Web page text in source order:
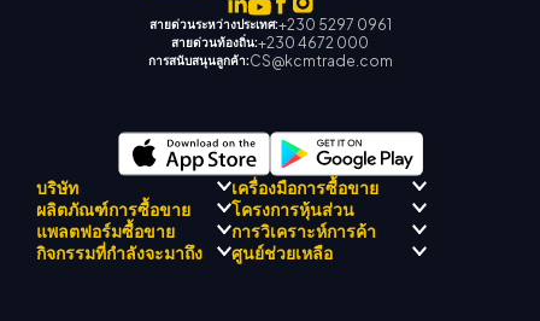
สายด่วนระหว่างประเทศ:+230 5297 0961
สายด่วนท้องถิ่น:+230 4672 000
การสนับสนุนลูกค้า:CS@kcmtrade.com
บริษัท
การปฏิบัติตามกฎระเบียบ
เกี่ยวกับ KCM เทรด
ทีมดริฟท์เทรด เคซีเอ็ม
เครื่องมือการซื้อขาย
KCM เทรด AI ที่ปรึกษา
ศูนย์สัญญาณเทรด เคซีเอ็ม
ปฏิทินเศรษฐกิ
ผลิตภัณฑ์การซื้อขาย
Forex
โครงการหุ้นส่วน
แนะนำโปรแกรมโบรกเกอร์
แพลตฟอร์มซื้อขาย การวิเคราะห์การค้า
ทีมนักวิเคราะห์ตลาด
กิจกรรมที่กำลังจะมาถึง ศูนย์ช่วยเหลือ